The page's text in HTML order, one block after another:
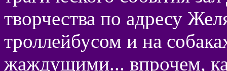
творчества по адресу
троллейбусом и на
жаждущими... впрочем,